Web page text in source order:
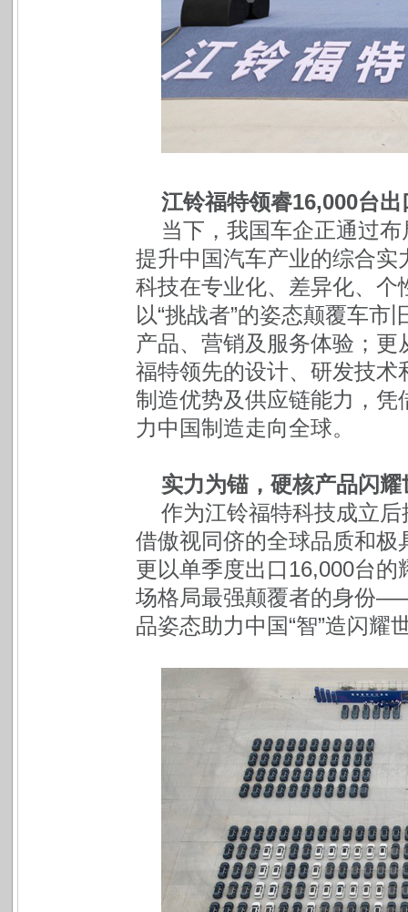
江铃福特领睿16,000台
当下，我国车企正通过
提升中国汽车产业的综合
科技在专业化、差异化、个
以“挑战者”的姿态颠覆车
产品、营销及服务体验；
福特领先的设计、研发技
制造优势及供应链能力，凭
力中国制造走向全球。
实力为锚，硬核产品闪
作为江铃福特科技成立
借傲视同侪的全球品质和
更以单季度出口16,000台
场格局最强颠覆者的身份
品姿态助力中国“智”造闪耀